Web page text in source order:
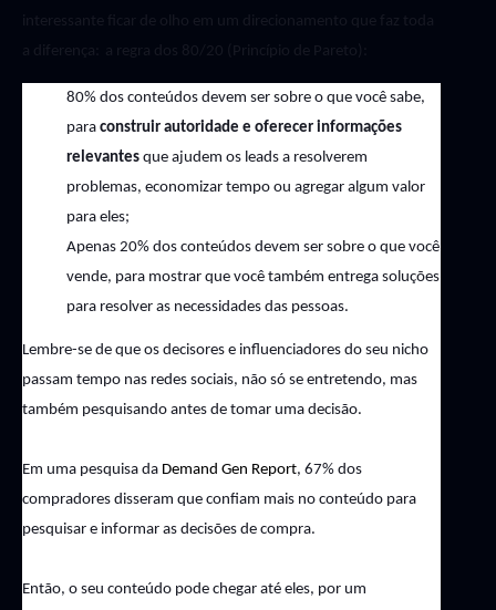
80% dos conteúdos devem ser sobre o que você sabe,
para construir autoridade e oferecer informações
relevantes que ajudem os leads a resolverem
problemas, economizar tempo ou agregar algum valor
para eles;
Apenas 20% dos conteúdos devem ser sobre o que você
vende, para mostrar que você também entrega soluções
para resolver as necessidades das pessoas.
Lembre-se de que os decisores e influenciadores do seu nicho
passam tempo nas redes sociais, não só se entretendo, mas
também pesquisando antes de tomar uma decisão.
Em uma pesquisa da Demand Gen Report, 67% dos
compradores disseram que confiam mais no conteúdo para
pesquisar e informar as decisões de compra.
Então, o seu conteúdo pode chegar até eles, por um